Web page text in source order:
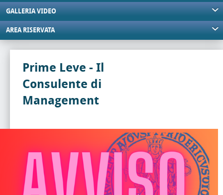
GALLERIA VIDEO
AREA RISERVATA
Prime Leve - Il
Consulente di
Management